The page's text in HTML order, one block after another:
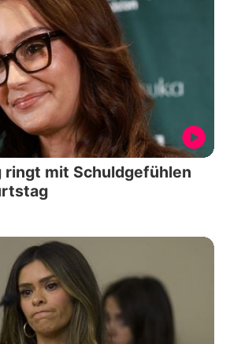
ringt mit Schuldgefühlen